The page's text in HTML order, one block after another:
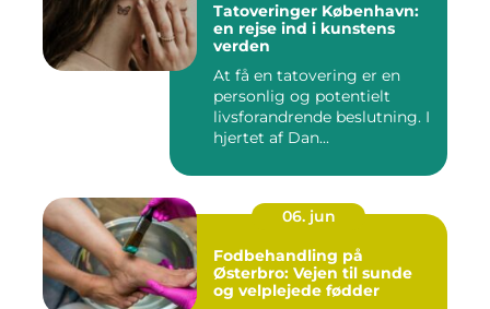
Tatoveringer København:
en rejse ind i kunstens
verden
At få en tatovering er en
personlig og potentielt
livsforandrende beslutning. I
hjertet af Dan...
06. jun
Fodbehandling på
Østerbro: Vejen til sunde
og velplejede fødder